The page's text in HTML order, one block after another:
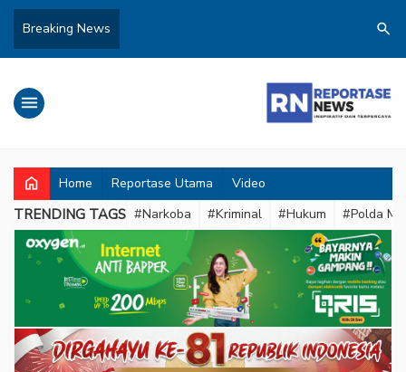
Breaking News search
menu
home Home Reportase Utama Video
TRENDING TAGS #Narkoba #Kriminal #Hukum #Polda